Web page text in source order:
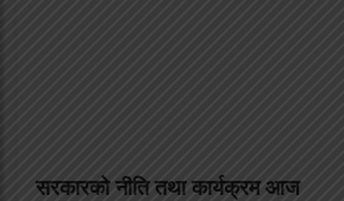
सरकारको नीति तथा कार्यक्रम आज